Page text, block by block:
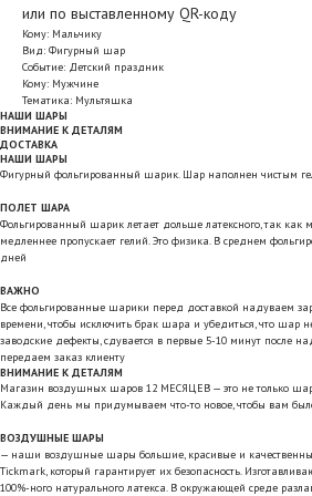
или по выставленному QR-коду
Кому: Мальчику
Вид: Фигурный шар
Событие: Детский праздник
Кому: Мужчине
Тематика: Мультяшка
НАШИ ШАРЫ
ВНИМАНИЕ К ДЕТАЛЯМ
ДОСТАВКА
НАШИ ШАРЫ
Фигурный фольгированный шарик. Шар наполнен чистым
ПОЛЕТ ШАРА
Фольгированный шарик летает дольше латексного, так как
медленнее пропускает гелий. Это физика. В среднем
дней
ВАЖНО
Все фольгированные шарики перед доставкой надуваем
времени, чтобы исключить брак шара и убедиться, что шар
заводские дефекты, сдувается в первые 5-10 минут после
передаем заказ клиенту
ВНИМАНИЕ К ДЕТАЛЯМ
Магазин воздушных шаров 12 МЕСЯЦЕВ — это не только
Каждый день мы придумываем что-то новое, чтобы вам
ВОЗДУШНЫЕ ШАРЫ
— наши воздушные шары большие, красивые и
Tickmark, который гарантирует их безопасность.
100%-ного натурального латекса. В окружающей среде